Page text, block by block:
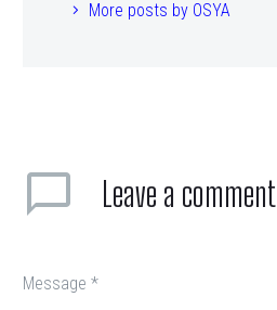
More posts by OSYA
Leave a comment